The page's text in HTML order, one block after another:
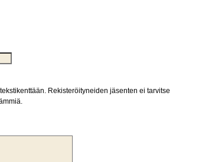
Rekisteröityneiden jäsenten ei tarvitse